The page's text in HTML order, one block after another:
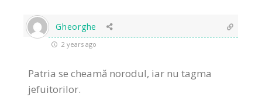
Gheorghe
2 years ago
Patria se cheamă norodul, iar nu tagma
jefuitorilor.